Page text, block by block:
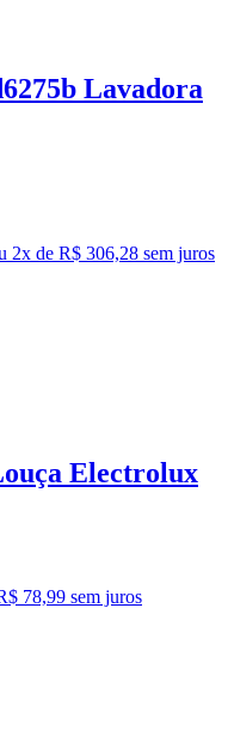
Lavadora
2x de R$ 306,28 sem juros
Electrolux
78,99 sem juros